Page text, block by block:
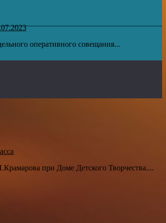
оперативного совещания...
при Доме Детского Творчества....